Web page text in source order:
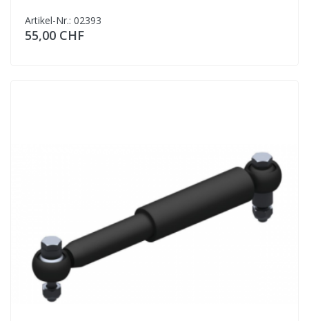
Artikel-Nr.: 02393
55,00 CHF